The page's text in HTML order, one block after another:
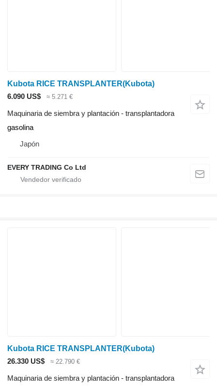
Kubota RICE TRANSPLANTER(Kubota)
6.090 US$
≈ 5.271 €
Maquinaria de siembra y plantación - transplantadora
gasolina
Japón
EVERY TRADING Co Ltd
Kubota RICE TRANSPLANTER(Kubota)
26.330 US$
≈ 22.790 €
Maquinaria de siembra y plantación - transplantadora